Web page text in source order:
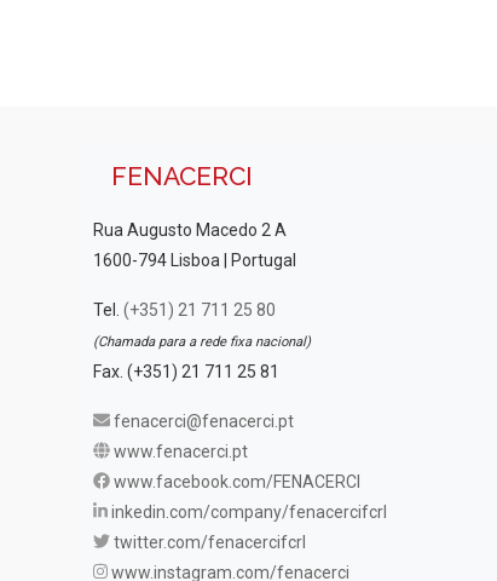
FENACERCI
Rua Augusto Macedo 2 A
1600-794 Lisboa | Portugal
Tel. (+351) 21 711 25 80
(Chamada para a rede fixa nacional)
Fax. (+351) 21 711 25 81
fenacerci@fenacerci.pt
www.fenacerci.pt
www.facebook.com/FENACERCI
inkedin.com/company/fenacercifcrl
twitter.com/fenacercifcrl
www.instagram.com/fenacerci